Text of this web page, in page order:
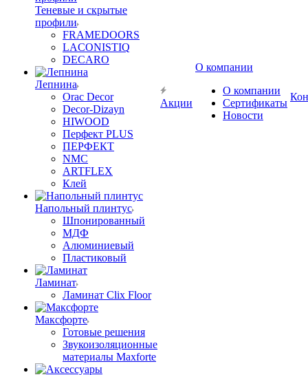
Теневые и скрытые
профили
FRAMEDOORS
LACONISTIQ
DECARO
Лепнина
Orac Decor
Decor-Dizayn
HIWOOD
Перфект PLUS
ПЕРФЕКТ
NMC
ARTFLEX
Клей
Напольный плинтус
Шпонированный
МДФ
Алюминиевый
Пластиковый
Ламинат
Ламинат Clix Floor
Максфорте
Готовые решения
Звукоизоляционные
материалы Maxforte
Акции
О компании
О компании
Сертификаты
Новости